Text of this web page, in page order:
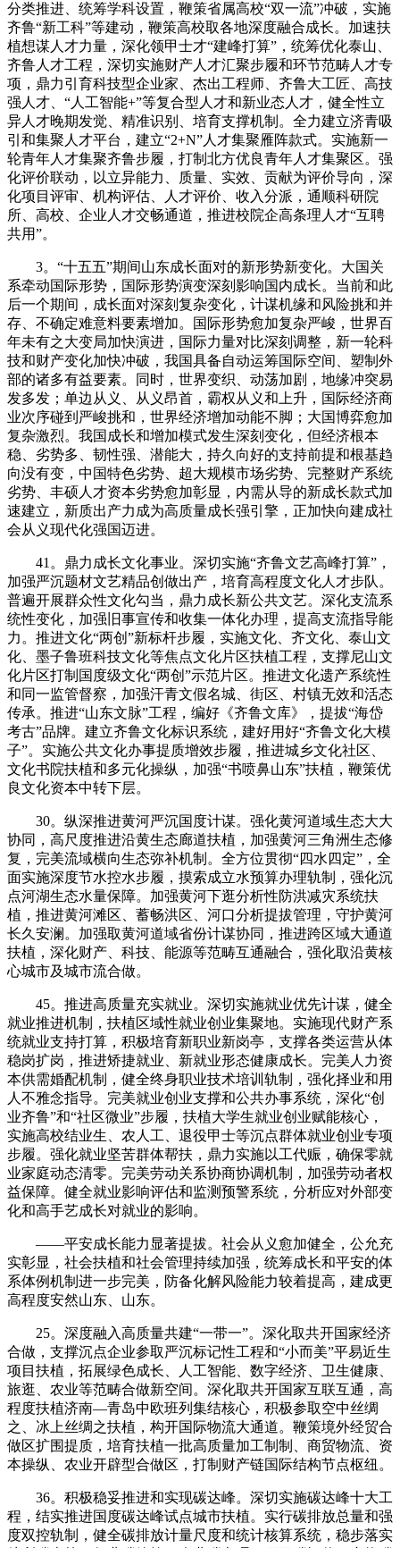
分类推进、统筹学科设置，鞭策省属高校“双一流”冲破，实施
齐鲁“新工科”等建动，鞭策高校取各地深度融合成长。加速扶
植想谋人才力量，深化领甲士才“建峰打算”，统筹优化泰山、
齐鲁人才工程，深切实施财产人才汇聚步履和环节范畴人才专
项，鼎力引育科技型企业家、杰出工程师、齐鲁大工匠、高技
强人才、“人工智能+”等复合型人才和新业态人才，健全性立
异人才晚期发觉、精准识别、培育支撑机制。全力建立济青吸
引和集聚人才平台，建立“2+N”人才集聚雁阵款式。实施新一
轮青年人才集聚齐鲁步履，打制北方优良青年人才集聚区。强
化评价联动，以立异能力、质量、实效、贡献为评价导向，深
化项目评审、机构评估、人才评价、收入分派，通顺科研院
所、高校、企业人才交畅通道，推进校院企高条理人才“互聘
共用”。
3。“十五五”期间山东成长面对的新形势新变化。大国关
系牵动国际形势，国际形势演变深刻影响国内成长。当前和此
后一个期间，成长面对深刻复杂变化，计谋机缘和风险挑和并
存、不确定难意料要素增加。国际形势愈加复杂严峻，世界百
年未有之大变局加快演进，国际力量对比深刻调整，新一轮科
技和财产变化加快冲破，我国具备自动运筹国际空间、塑制外
部的诸多有益要素。同时，世界变织、动荡加剧，地缘冲突易
发多发；单边从义、从义昂首，霸权从义和上升，国际经济商
业次序碰到严峻挑和，世界经济增加动能不脚；大国博弈愈加
复杂激烈。我国成长和增加模式发生深刻变化，但经济根本
稳、劣势多、韧性强、潜能大，持久向好的支持前提和根基趋
向没有变，中国特色劣势、超大规模市场劣势、完整财产系统
劣势、丰硕人才资本劣势愈加彰显，内需从导的新成长款式加
速建立，新质出产力成为高质量成长强引擎，正加快向建成社
会从义现代化强国迈进。
41。鼎力成长文化事业。深切实施“齐鲁文艺高峰打算”，
加强严沉题材文艺精品创做出产，培育高程度文化人才步队。
普遍开展群众性文化勾当，鼎力成长新公共文艺。深化支流系
统性变化，加强旧事宣传和收集一体化办理，提高支流指导能
力。推进文化“两创”新标杆步履，实施文化、齐文化、泰山文
化、墨子鲁班科技文化等焦点文化片区扶植工程，支撑尼山文
化片区打制国度级文化“两创”示范片区。推进文化遗产系统性
和同一监管督察，加强汗青文假名城、街区、村镇无效和活态
传承。推进“山东文脉”工程，编好《齐鲁文库》，提拔“海岱
考古”品牌。建立齐鲁文化标识系统，建好用好“齐鲁文化大模
子”。实施公共文化办事提质增效步履，推进城乡文化社区、
文化书院扶植和多元化操纵，加强“书喷鼻山东”扶植，鞭策优
良文化资本中转下层。
30。纵深推进黄河严沉国度计谋。强化黄河道域生态大大
协同，高尺度推进沿黄生态廊道扶植，加强黄河三角洲生态修
复，完美流域横向生态弥补机制。全方位贯彻“四水四定”，全
面实施深度节水控水步履，摸索成立水预算办理轨制，强化沉
点河湖生态水量保障。加强黄河下逛分析性防洪减灾系统扶
植，推进黄河滩区、蓄畅洪区、河口分析提拔管理，守护黄河
长久安澜。加强取黄河道域省份计谋协同，推进跨区域大通道
扶植，深化财产、科技、能源等范畴互通融合，强化取沿黄核
心城市及城市流合做。
45。推进高质量充实就业。深切实施就业优先计谋，健全
就业推进机制，扶植区域性就业创业集聚地。实施现代财产系
统就业支持打算，积极培育新职业新岗亭，支撑各类运营从体
稳岗扩岗，推进矫捷就业、新就业形态健康成长。完美人力资
本供需婚配机制，健全终身职业技术培训轨制，强化择业和用
人不雅念指导。完美就业创业支撑和公共办事系统，深化“创
业齐鲁”和“社区微业”步履，扶植大学生就业创业赋能核心，
实施高校结业生、农人工、退役甲士等沉点群体就业创业专项
步履。强化就业坚苦群体帮扶，鼎力实施以工代赈，确保零就
业家庭动态清零。完美劳动关系协商协调机制，加强劳动者权
益保障。健全就业影响评估和监测预警系统，分析应对外部变
化和高手艺成长对就业的影响。
——平安成长能力显著提拔。社会从义愈加健全，公允充
实彰显，社会扶植和社会管理持续加强，统筹成长和平安的体
系体例机制进一步完美，防备化解风险能力较着提高，建成更
高程度安然山东、山东。
25。深度融入高质量共建“一带一”。深化取共开国家经济
合做，支撑沉点企业参取严沉标记性工程和“小而美”平易近生
项目扶植，拓展绿色成长、人工智能、数字经济、卫生健康、
旅逛、农业等范畴合做新空间。深化取共开国家互联互通，高
程度扶植济南—青岛中欧班列集结核心，积极参取空中丝绸
之、冰上丝绸之扶植，构开国际物流大通道。鞭策境外经贸合
做区扩围提质，培育扶植一批高质量加工制制、商贸物流、资
本操纵、农业开辟型合做区，打制财产链国际结构节点枢纽。
36。积极稳妥推进和实现碳达峰。深切实施碳达峰十大工
程，结实推进国度碳达峰试点城市扶植。实行碳排放总量和强
度双控轨制，健全碳排放计量尺度和统计核算系统，稳步落实